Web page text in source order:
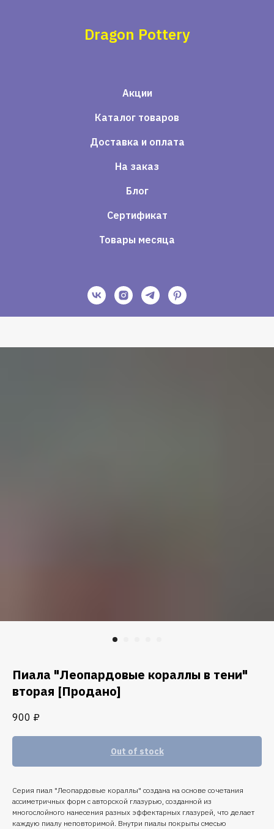
Dragon Pottery
Акции
Каталог товаров
Доставка и оплата
На заказ
Блог
Сертификат
Товары месяца
Пиала "Леопардовые кораллы в тени"
вторая [Продано]
900 ₽
Out of stock
Серия пиал "Леопардовые кораллы" создана на основе сочетания
ассиметричных форм с авторской глазурью, созданной из
многослойного нанесения разных эффектарных глазурей, что делает
каждую пиалу неповторимой. Внутри пиалы покрыты смесью